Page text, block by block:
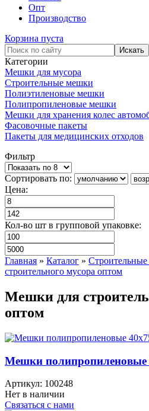
Опт
Производство
Корзина пуста
Категории
Мешки для мусора
Строительные мешки
Полиэтиленовые мешки
Полипропиленовые мешки
Мешки для хранения колес
Фасовочные пакеты
Пакеты для медицинских отходов
Фильтр
Сортировать по:
Цена:
Кол-во шт в групповой упаковке:
Главная » Каталог »
строительного мусора оптом
Мешки для
оптом
Мешки полипропиленовые
Артикул: 100248
Нет в наличии
Связаться с нами